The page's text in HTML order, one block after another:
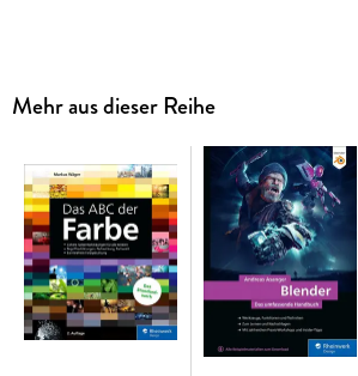
Nachschlagen.
Lernen und immer besser werden: Auch
nicht zeichnen zu können, lernen Sie
leichten Methoden Gesichter, Menschen
skizzieren und eignen sich Symbole und
Durch zahlreiche Übungen entwickeln
Gefühl für Formen und Linien, das Sie
beruflich zu neuen Sichtweisen führen
Mehr aus dieser Reihe